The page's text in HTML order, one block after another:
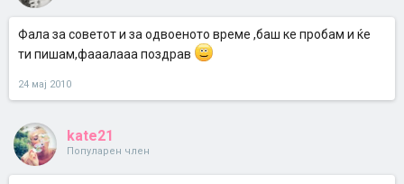
Фала за советот и за одвоеното време ,баш ке пробам и ќе
ти пишам,фааалааа поздрав
24 мај 2010
kate21
Популарен член